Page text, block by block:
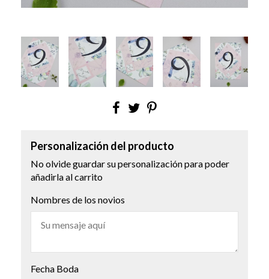
Personalización del producto
No olvide guardar su personalización para poder
añadirla al carrito
Nombres de los novios
Fecha Boda